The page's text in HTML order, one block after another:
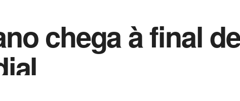
chega à final